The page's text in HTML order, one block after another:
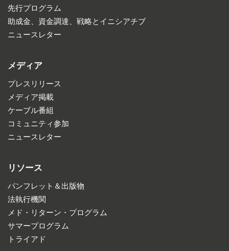
先行プログラム
助成金、資金調達、戦略とイニシアチブ
ニュースレター
メディア
プレスリリース
メディア掲載
ケーブル番組
コミュニティ参加
ニュースレター
リソース
パンフレット＆出版物
法執行機関
メド・リターン・プログラム
サマープログラム
トライアド